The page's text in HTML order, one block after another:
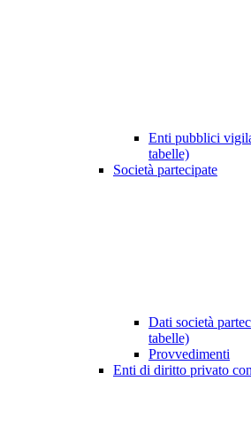
Enti pubblici
tabelle)
Società partecipate
Dati società
tabelle)
Provvedimenti
Enti di diritto privato